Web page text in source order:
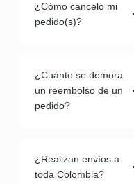
¿Cómo cancelo mi
pedido(s)?
¿Cuánto se demora
un reembolso de un
pedido?
¿Realizan envíos a
toda Colombia?